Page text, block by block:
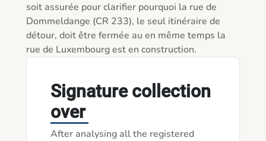
soit assurée pour clarifier pourquoi la rue de
Dommeldange (CR 233), le seul itinéraire de
détour, doit être fermée au en même temps la
rue de Luxembourg est en construction.
Signature collection
over
After analysing all the registered